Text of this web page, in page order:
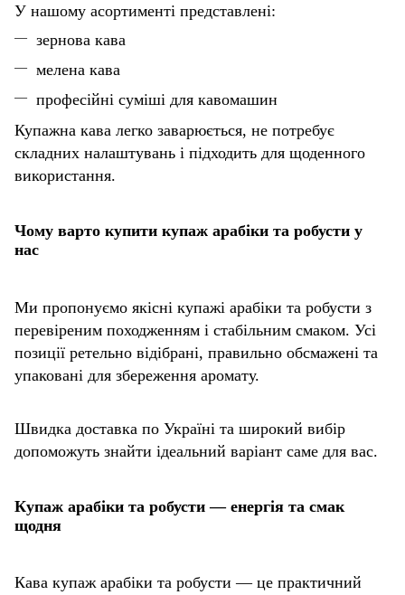
У нашому асортименті представлені:
зернова кава
мелена кава
професійні суміші для кавомашин
Купажна кава легко заварюється, не потребує
складних налаштувань і підходить для щоденного
використання.
Чому варто купити купаж арабіки та робусти у
нас
Ми пропонуємо якісні купажі арабіки та робусти з
перевіреним походженням і стабільним смаком. Усі
позиції ретельно відібрані, правильно обсмажені та
упаковані для збереження аромату.
Швидка доставка по Україні та широкий вибір
допоможуть знайти ідеальний варіант саме для вас.
Купаж арабіки та робусти — енергія та смак
щодня
Кава купаж арабіки та робусти — це практичний